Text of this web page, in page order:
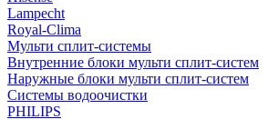
Lampecht
Royal-Clima
Мульти сплит-системы
Внутренние блоки мульти сплит-систем
Наружные блоки мульти сплит-систем
Системы водоочистки
PHILIPS